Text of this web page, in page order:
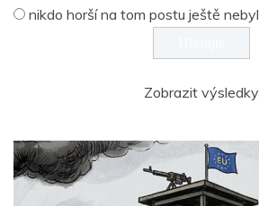
nikdo horší na tom postu ještě nebyl
Zobrazit výsledky